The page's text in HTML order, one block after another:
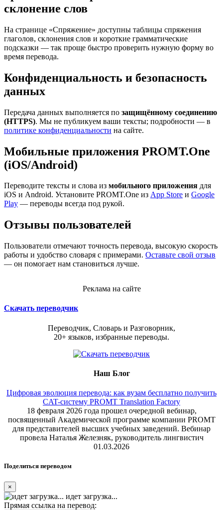
склонение слов
На странице «Спряжение» доступны таблицы спряжения
глаголов, склонения слов и короткие грамматические
подсказки — так проще быстро проверить нужную форму во
время перевода.
Конфиденциальность и безопасность
данных
Передача данных выполняется по защищённому соединению
(HTTPS). Мы не публикуем ваши тексты; подробности — в
политике конфиденциальности на сайте.
Мобильные приложения PROMT.One
(iOS/Android)
Переводите тексты и слова из мобильного приложения для
iOS и Android. Установите PROMT.One из App Store и Google
Play — переводы всегда под рукой.
Отзывы пользователей
Пользователи отмечают точность перевода, высокую скорость
работы и удобство словаря с примерами. Оставьте свой отзыв
— он помогает нам становиться лучше.
Реклама на сайте
Скачать переводчик
Переводчик, Словарь и Разговорник,
20+ языков, избранные переводы.
Наш Блог
Цифровая эволюция перевода: как вузам бесплатно получить
CAT-систему PROMT Translation Factory
18 февраля 2026 года прошел очередной вебинар,
посвященный Академической программе компании PROMT
для представителей высших учебных заведений. Вебинар
провела Наталья Железняк, руководитель лингвистич
01.03.2026
Поделиться переводом
×
идет загрузка...
Прямая ссылка на перевод: